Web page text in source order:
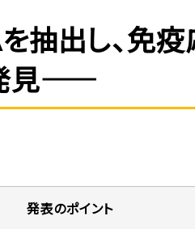
抽出し、免
見――
発表のポイント